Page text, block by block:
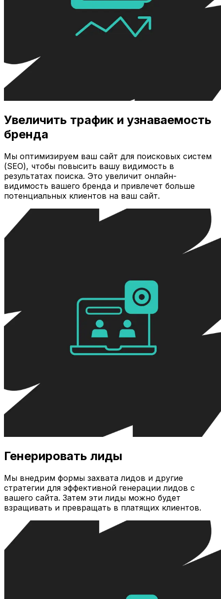
Увеличить трафик и узнаваемость
бренда
Мы оптимизируем ваш сайт для поисковых систем
(SEO), чтобы повысить вашу видимость в
результатах поиска. Это увеличит онлайн-
видимость вашего бренда и привлечет больше
потенциальных клиентов на ваш сайт.
Генерировать лиды
Мы внедрим формы захвата лидов и другие
стратегии для эффективной генерации лидов с
вашего сайта. Затем эти лиды можно будет
взращивать и превращать в платящих клиентов.